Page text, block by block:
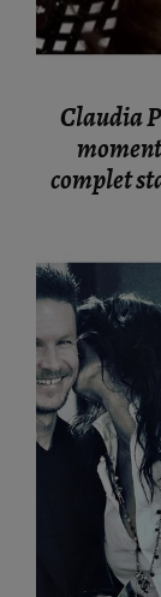
Claudia
complet
Mihaela